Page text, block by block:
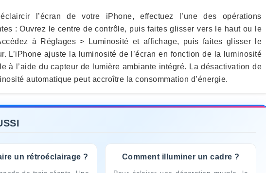
l’écran de votre iPhone, effectuez l’une des opérations
: Ouvrez le centre de contrôle, puis faites glisser vers le haut ou le
à Réglages > Luminosité et affichage, puis faites glisser le
L’iPhone ajuste la luminosité de l’écran en fonction de la luminosité
à l’aide du capteur de lumière ambiante intégré. La désactivation de
automatique peut accroître la consommation d’énergie.
un rétroéclairage ? Comment illuminer un cadre ?